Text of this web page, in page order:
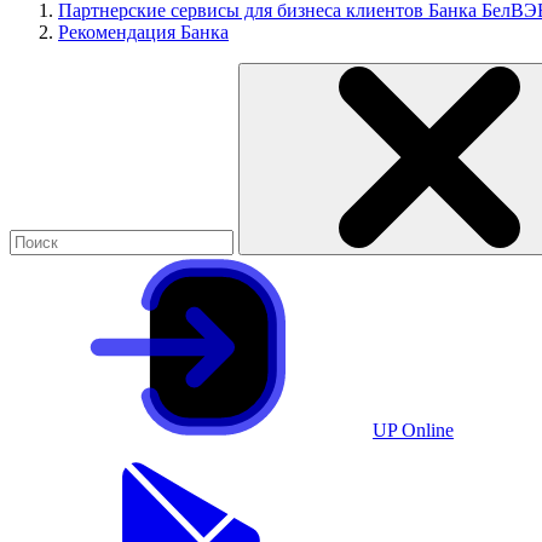
Партнерские сервисы для бизнеса клиентов Банка
Рекомендация Банка
UP Online